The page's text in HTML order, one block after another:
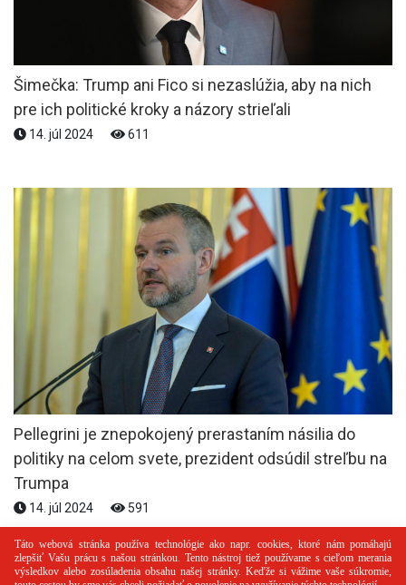
Šimečka: Trump ani Fico si nezaslúžia, aby na nich
pre ich politické kroky a názory strieľali
14. júl 2024 611
Pellegrini je znepokojený prerastaním násilia do
politiky na celom svete, prezident odsúdil streľbu na
Trumpa
14. júl 2024 591